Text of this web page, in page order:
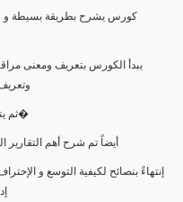
كورس يشرح بطريقة بسيطة و
يبدأ الكورس بتعريف ومعنى
ثم يتطرّق الكورس للجزء الأساسي و هوا شرح لمها�
أيضاً تم شرح أهم التقارير
إنتهاءً بنصائح لكيفية التوسع و